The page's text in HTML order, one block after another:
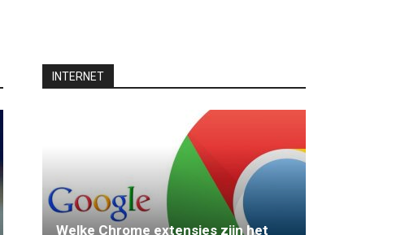
INTERNET
Welke Chrome extensies zijn het